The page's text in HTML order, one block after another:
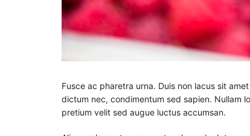
Fusce ac pharetra urna. Duis non lacus sit
dictum nec, condimentum sed sapien. Nullam
pretium velit sed augue luctus accumsan.